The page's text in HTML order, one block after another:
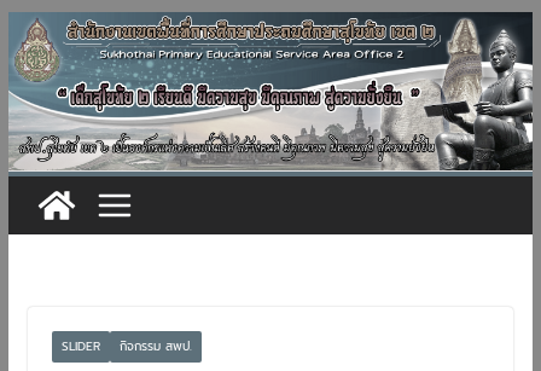
Skip
to
content
SLIDER กิจกรรม สพป.